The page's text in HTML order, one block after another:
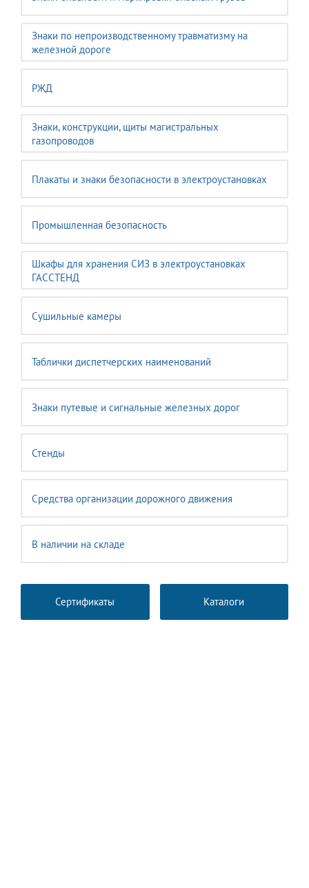
Знаки по непроизводственному травматизму на
железной дороге
РЖД
Знаки, конструкции, щиты магистральных
газопроводов
Плакаты и знаки безопасности в электроустановках
Промышленная безопасность
Шкафы для хранения СИЗ в электроустановках
ГАССТЕНД
Сушильные камеры
Таблички диспетчерских наименований
Знаки путевые и сигнальные железных дорог
Стенды
Средства организации дорожного движения
В наличии на складе
Сертификаты Каталоги